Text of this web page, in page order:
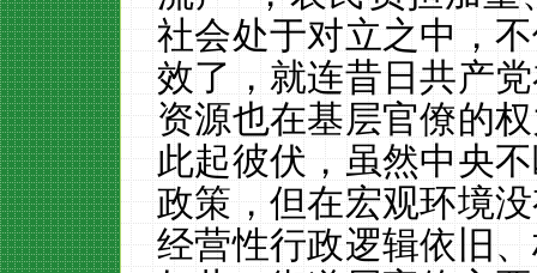
社会处于对立之中，
效了，就连昔日共产
资源也在基层官僚的
此起彼伏，虽然中央
政策，但在宏观环境
经营性行政逻辑依旧